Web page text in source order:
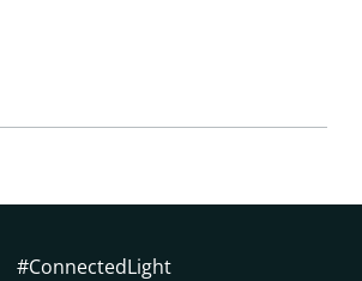
#ConnectedLight